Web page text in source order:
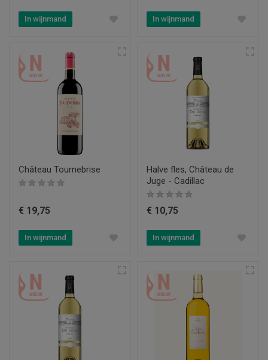
In wijnmand In wijnmand
Château Tournebrise
€ 19,75
In wijnmand
Halve fles, Château de
Juge - Cadillac
€ 10,75
In wijnmand